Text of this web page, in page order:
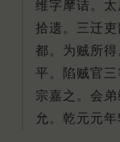
维字摩诘。
拾遗。三迁
都。为贼所
平。陷贼官
宗嘉之。会
允。乾元元年